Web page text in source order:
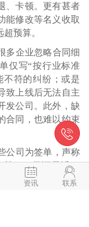
、卡顿。更有甚者
能修改等名义收取
预算。
多企业忽略合同细
仅写“按行业标准
不符的纠纷；或是
致上线后无法自主
发公司。此外，缺
合同，也难以约束
公司为签单，声称
一”“保证日活10
索排名由微信算法

资讯

联系
